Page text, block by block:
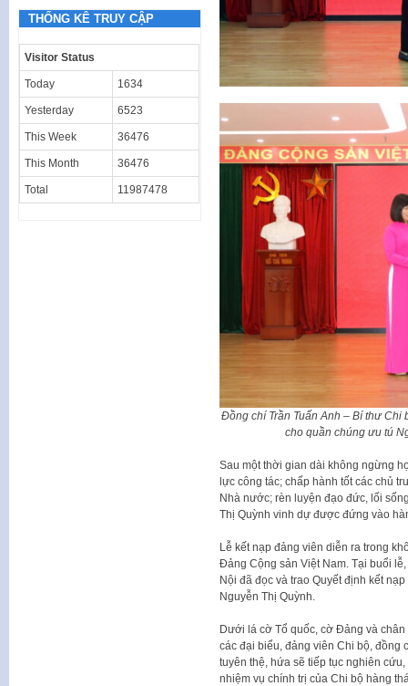
Đồng chí Trần Tuấn Anh – Bí thư
cho quần chúng ưu tú
Sau một thời gian dài không ngừng
lực công tác; chấp hành tốt các chủ
Nhà nước; rèn luyện đạo đức, lối
Thị Quỳnh vinh dự được đứng vào
Lễ kết nạp đảng viên diễn ra trong
Đảng Cộng sản Việt Nam. Tại buổi
Nội đã đọc và trao Quyết định kết
Nguyễn Thị Quỳnh.
Dưới lá cờ Tổ quốc, cờ Đảng và
các đại biểu, đảng viên Chi bộ, đồng
tuyên thệ, hứa sẽ tiếp tục nghiên
nhiệm vụ chính trị của Chi bộ hàng
THỐNG KÊ TRUY CẬP
Visitor Status
Today 1634
Yesterday 6523
This Week 36476
This Month 36476
Total 11987478